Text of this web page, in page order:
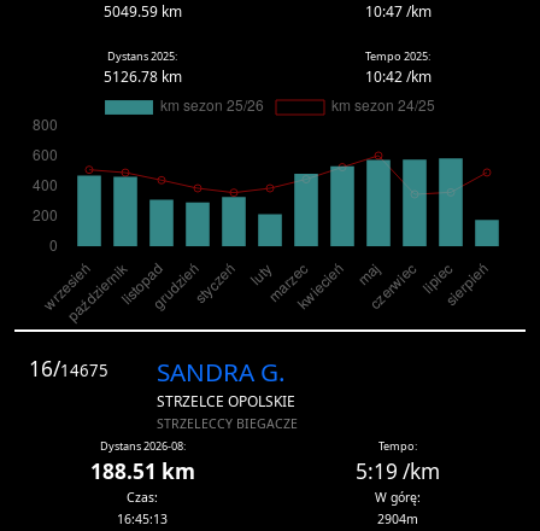
5049.59 km 10:47 /km
Dystans 2025:
5126.78 km
Tempo 2025:
10:42 /km
16/14675 SANDRA G.
STRZELCE OPOLSKIE
STRZELECCY BIEGACZE
Dystans 2026-08:
188.51 km
Tempo:
5:19 /km
Czas:
16:45:13
W górę:
2904m